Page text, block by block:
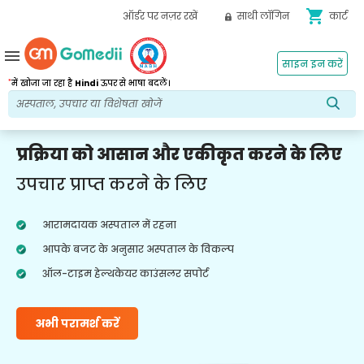
ऑर्डर पर नज़र रखें साथी लॉगिन shopping_cart कार्ट
*में खोजा जा रहा है Hindiऊपर से भाषा बदलें।
साइन इन करें
menu
प्रक्रिया को आसान और एकीकृत करने के लिए
उपचार प्राप्त करने के लिए
आरामदायक अस्पताल में रहना
आपके बजट के अनुसार अस्पताल के विकल्प
ऑल-टाइम हेल्थकेयर काउंसलर सपोर्ट
अभी परामर्श करें